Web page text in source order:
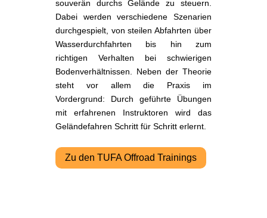
souverän durchs Gelände zu steuern.
Dabei werden verschiedene Szenarien
durchgespielt, von steilen Abfahrten über
Wasserdurchfahrten bis hin zum
richtigen Verhalten bei schwierigen
Bodenverhältnissen. Neben der Theorie
steht vor allem die Praxis im
Vordergrund: Durch geführte Übungen
mit erfahrenen Instruktoren wird das
Geländefahren Schritt für Schritt erlernt.
Zu den TUFA Offroad Trainings